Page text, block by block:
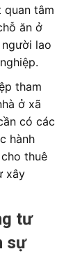
quan tâm
ăn ở
lao
tham
ở xã
có các
hành
thuê
xây
tư
sự